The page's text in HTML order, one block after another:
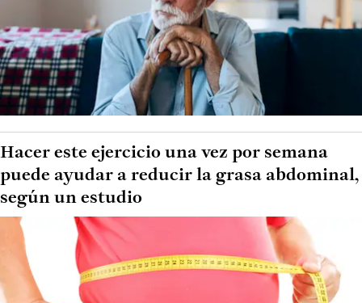
Hacer este ejercicio una vez por semana
puede ayudar a reducir la grasa abdominal,
según un estudio